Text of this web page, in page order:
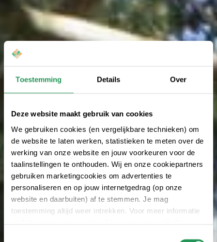
Toestemming Details Over
Deze website maakt gebruik van cookies
We gebruiken cookies (en vergelijkbare technieken) om
de website te laten werken, statistieken te meten over de
werking van onze website en jouw voorkeuren voor de
taalinstellingen te onthouden. Wij en onze cookiepartners
gebruiken marketingcookies om advertenties te
personaliseren en op jouw internetgedrag (op onze
website en daarbuiten) af te stemmen. Je mag
toestemming altijd weer intrekken. Voor meer informatie